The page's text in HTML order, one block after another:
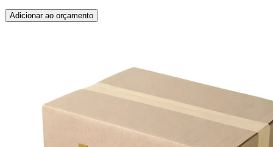
Adicionar ao orçamento